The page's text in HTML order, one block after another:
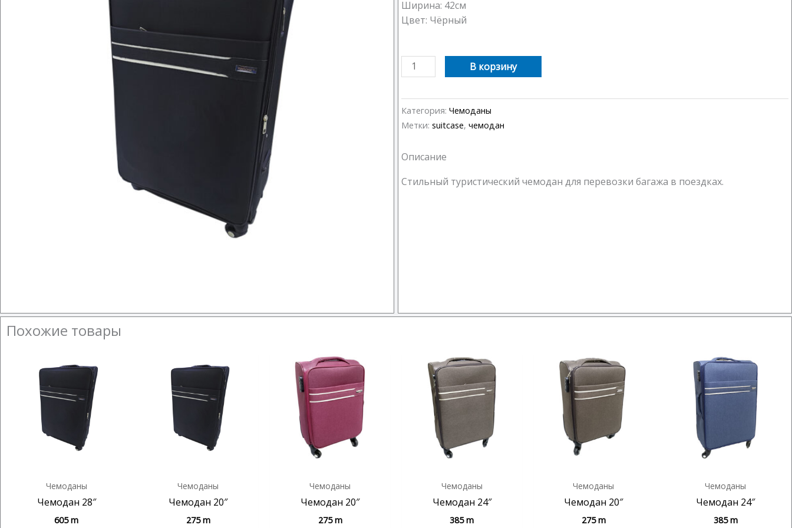
Ширина: 42см
Цвет: Чёрный
Количество
товара
24"
В корзину
Категория: Чемоданы
Метки: suitcase, чемодан
Описание
Стильный туристический чемодан для перевозки багажа в поездках.
Похожие товары
Чемоданы
Чемодан 28″
605m
Чемоданы
Чемодан 20″
275m
Чемоданы
Чемодан 20″
275m
Чемоданы
Чемодан 24″
385m
Чемоданы
Чемодан 20″
275m
Чемоданы
Чемодан 24″
385m